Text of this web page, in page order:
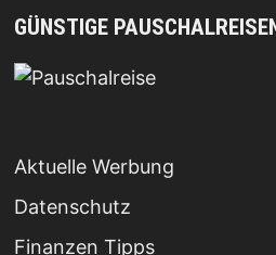
GÜNSTIGE
Aktuelle Werbung
Datenschutz
Finanzen Tipps